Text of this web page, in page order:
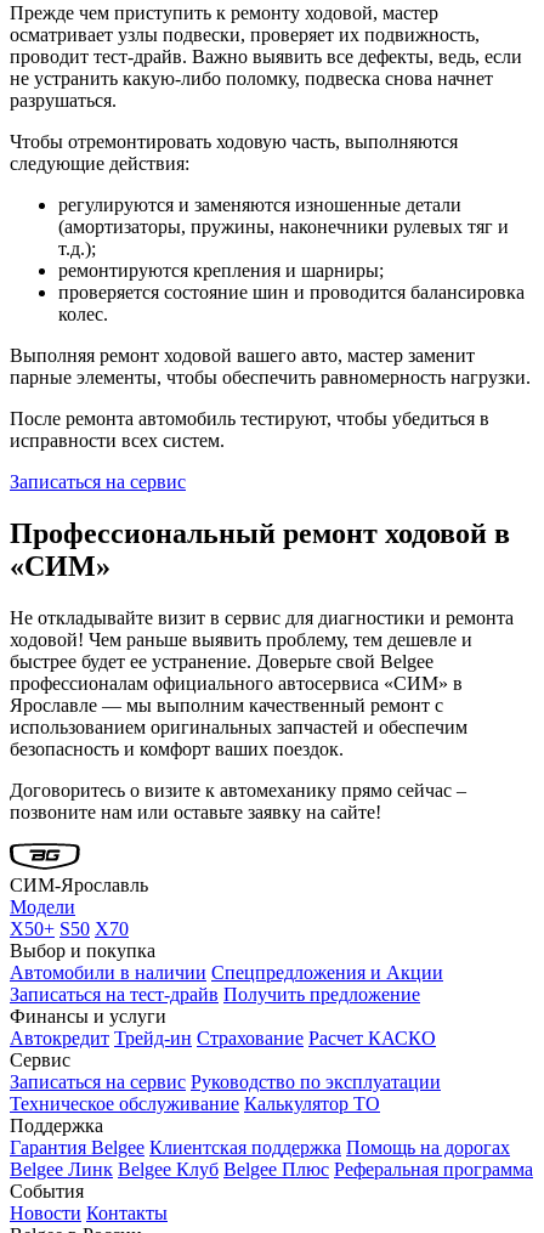
Прежде чем приступить к ремонту ходовой, мастер
осматривает узлы подвески, проверяет их подвижность,
проводит тест-драйв. Важно выявить все дефекты, ведь, если
не устранить какую-либо поломку, подвеска снова начнет
разрушаться.
Чтобы отремонтировать ходовую часть, выполняются
следующие действия:
регулируются и заменяются изношенные детали
(амортизаторы, пружины, наконечники рулевых тяг и
т.д.);
ремонтируются крепления и шарниры;
проверяется состояние шин и проводится балансировка
колес.
Выполняя ремонт ходовой вашего авто, мастер заменит
парные элементы, чтобы обеспечить равномерность нагрузки.
После ремонта автомобиль тестируют, чтобы убедиться в
исправности всех систем.
Записаться на сервис
Профессиональный ремонт ходовой в
«СИМ»
Не откладывайте визит в сервис для диагностики и ремонта
ходовой! Чем раньше выявить проблему, тем дешевле и
быстрее будет ее устранение. Доверьте свой Belgee
профессионалам официального автосервиса «СИМ» в
Ярославле — мы выполним качественный ремонт с
использованием оригинальных запчастей и обеспечим
безопасность и комфорт ваших поездок.
Договоритесь о визите к автомеханику прямо сейчас –
позвоните нам или оставьте заявку на сайте!
СИМ-Ярославль
Модели
X50+ S50 X70
Выбор и покупка
Автомобили в наличии Спецпредложения и Акции
Записаться на тест-драйв Получить предложение
Финансы и услуги
Автокредит Трейд-ин Страхование Расчет КАСКО
Сервис
Записаться на сервис Руководство по эксплуатации
Техническое обслуживание Калькулятор ТО
Поддержка
Гарантия Belgee Клиентская поддержка Помощь на дорогах
Belgee Линк Belgee Клуб Belgee Плюс Реферальная программа
События
Новости Контакты